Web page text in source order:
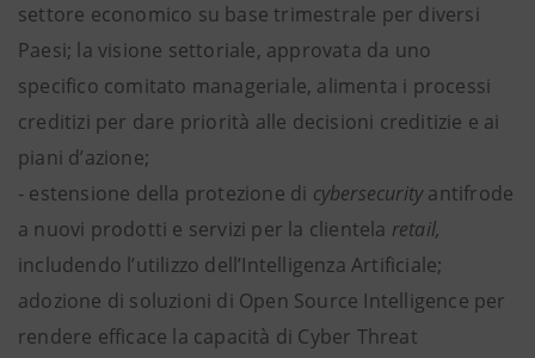
settore economico su base trimestrale per diversi
Paesi; la visione settoriale, approvata da uno
specifico comitato manageriale, alimenta i processi
creditizi per dare priorità alle decisioni creditizie e ai
piani d’azione;
- estensione della protezione di cybersecurityantifrode
a nuovi prodotti e servizi per la clientela retail,
includendo l’utilizzo dell’Intelligenza Artificiale;
adozione di soluzioni di Open Source Intelligence per
rendere efficace la capacità di Cyber Threat